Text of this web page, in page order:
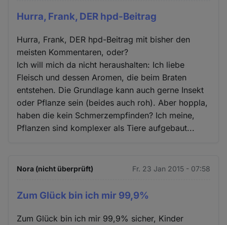
Hurra, Frank, DER hpd-Beitrag
Hurra, Frank, DER hpd-Beitrag mit bisher den
meisten Kommentaren, oder?
Ich will mich da nicht heraushalten: Ich liebe
Fleisch und dessen Aromen, die beim Braten
entstehen. Die Grundlage kann auch gerne Insekt
oder Pflanze sein (beides auch roh). Aber hoppla,
haben die kein Schmerzempfinden? Ich meine,
Pflanzen sind komplexer als Tiere aufgebaut...
Nora (nicht überprüft) Fr. 23 Jan 2015 - 07:58
Zum Glück bin ich mir 99,9%
Zum Glück bin ich mir 99,9% sicher, Kinder